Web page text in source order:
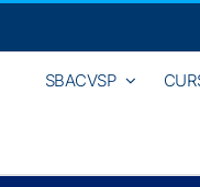
SBACVSP